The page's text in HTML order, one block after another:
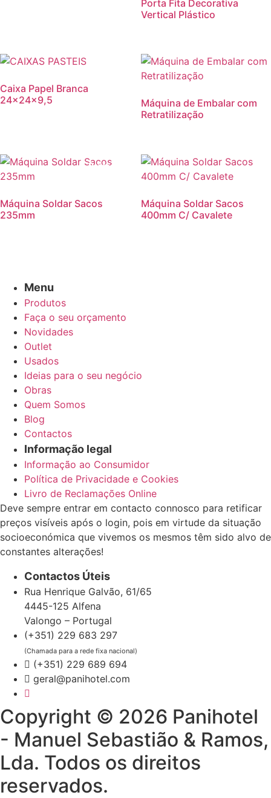
Porta Fita Decorativa
Vertical Plástico
Caixa Papel Branca
24x24x9,5
Máquina de Embalar com
Retratilização
Promoção!
Máquina Soldar Sacos
235mm
Máquina Soldar Sacos
400mm C/ Cavalete
Menu
Produtos
Faça o seu orçamento
Novidades
Outlet
Usados
Ideias para o seu negócio
Obras
Quem Somos
Blog
Contactos
Informação legal
Informação ao Consumidor
Política de Privacidade e Cookies
Livro de Reclamações Online
Deve sempre entrar em contacto connosco para retificar
preços visíveis após o login, pois em virtude da situação
socioeconómica que vivemos os mesmos têm sido alvo de
constantes alterações!
Contactos Úteis
Rua Henrique Galvão, 61/65
4445-125 Alfena
Valongo – Portugal
(+351) 229 683 297
(Chamada para a rede fixa nacional)
(+351) 229 689 694
geral@panihotel.com
Copyright © 2026 Panihotel
- Manuel Sebastião & Ramos,
Lda. Todos os direitos
reservados.